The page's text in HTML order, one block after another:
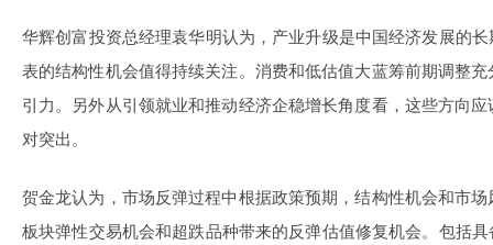
华辉创富投资总经理袁华明认为，产业升级是中国经济发展的
表的结构性机会值得持续关注。消费和低估值大蓝筹前期调整
引力。另外从引领就业和推动经济企稳增长角度看，这些方向
对突出。
贺金龙认为，市场反弹过程中根据政策预期，结构性机会和市
板块弹性交易机会和超跌品种带来的反弹估值修复机会。包括